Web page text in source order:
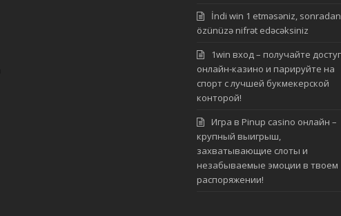
İndi win 1 etməsəniz, sonradan
özünüzə nifrət edəcəksiniz
1win вход – получайте
онлайн-казино и парируйте на
спорт с лучшей букмекерской
конторой!
Игра в Pinup casino онлайн –
крупный выигрыш,
захватывающие слоты и
незабываемые эмоции в твоем
распоряжении!